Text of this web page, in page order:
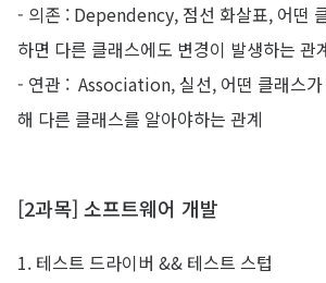
- 의존 : Dependency, 점선 화살표, 어떤
하면 다른 클래스에도 변경이 발생하는 관
- 연관 : Association, 실선, 어떤 클래스가
해 다른 클래스를 알아야하는 관계
[2과목] 소프트웨어 개발
1. 테스트 드라이버 && 테스트 스텁